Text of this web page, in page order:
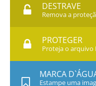
DESTRAVE
Remova a
PROTEGER
Proteja o arquivo
MARCA
Estampe uma